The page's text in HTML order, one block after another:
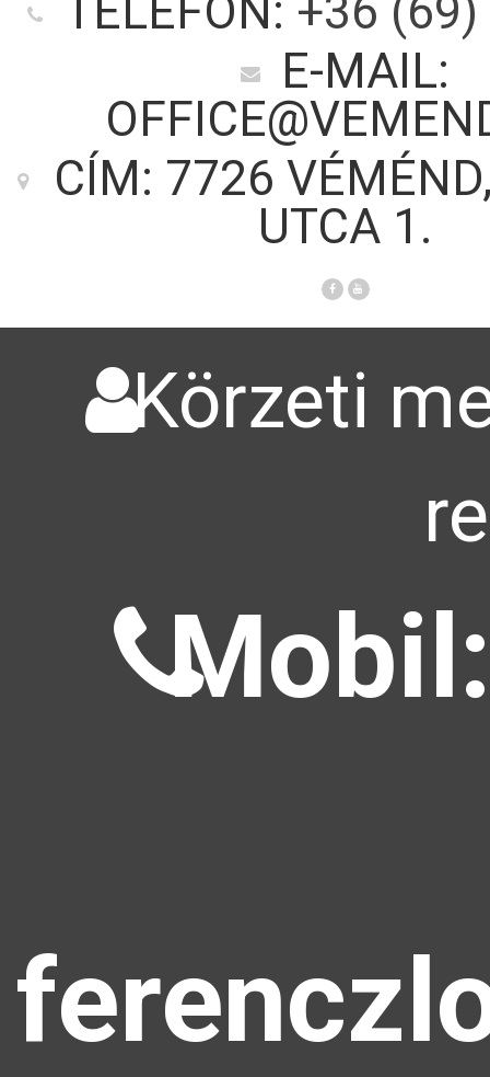
TELEFON: +36
E-MAIL:
CÍM: 7726
UTCA 1.
Körzeti